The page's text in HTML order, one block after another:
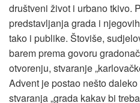
društveni život i urbano tkivo.
predstavljanja grada i
tako i publike. Štoviše,
barem prema govoru
otvorenju, stvaranje
Advent je postao nešto
stvaranja „grada kakav bi